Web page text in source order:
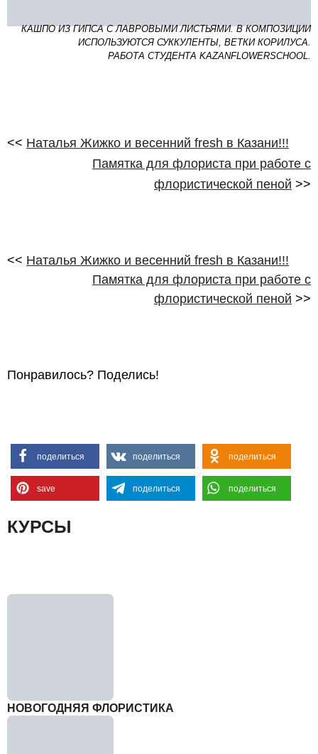
КАШПО ИЗ ГИПСА С ЛАВРОВЫМИ ЛИСТЬЯМИ. В КОМПОЗИЦИИ
ИСПОЛЬЗУЮТСЯ СУККУЛЕНТЫ, ВЕТКИ КОРИЛУСА.
РАБОТА СТУДЕНТА KAZANFLOWERSCHOOL.
<< Наталья Жижко и весенний fresh в Казани!!!
Памятка для флориста при работе с
флористической пеной >>
<< Наталья Жижко и весенний fresh в Казани!!!
Памятка для флориста при работе с
флористической пеной >>
Понравилось? Поделись!
поделиться поделиться поделиться
save поделиться поделиться
КУРСЫ
НОВОГОДНЯЯ ФЛОРИСТИКА